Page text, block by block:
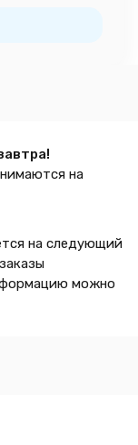
на
на следующий
можно